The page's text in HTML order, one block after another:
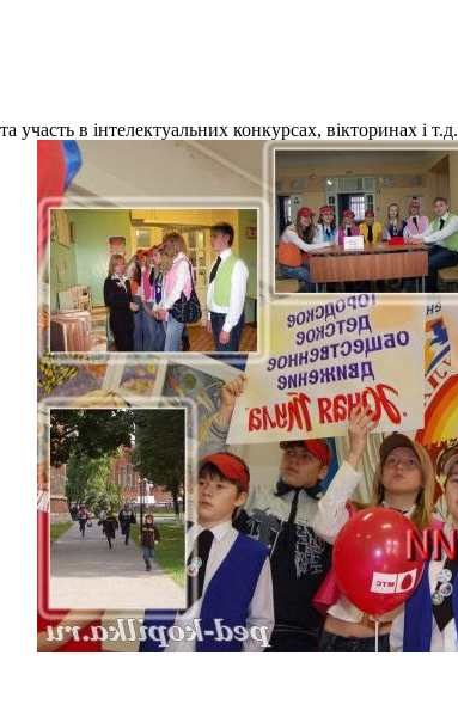
та участь в інтелектуальних конкурсах, вікторинах і т.д.